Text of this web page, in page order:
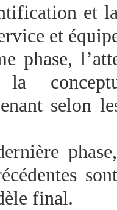
et
et
phase,
selon
final.